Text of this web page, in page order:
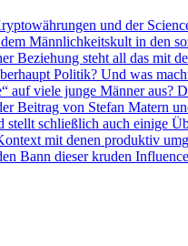
und der
Männlichkeitskult in den
Beziehung steht all das mit
Politik? Und was
auf viele junge Männer aus?
Beitrag von Stefan Matern
stellt schließlich auch einige
mit denen produktiv
Bann dieser kruden